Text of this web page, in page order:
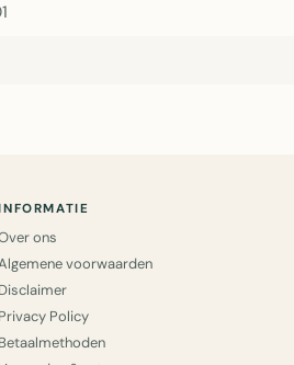
ons
voorwaarden
Disclaimer
Privacy Policy
Betaalmethoden